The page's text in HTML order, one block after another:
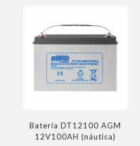
Batería DT12100 AGM
12V100AH (náutica)